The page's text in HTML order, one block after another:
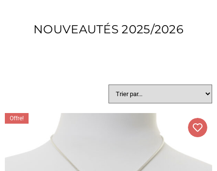
NOUVEAUTÉS 2025/2026
Offre!